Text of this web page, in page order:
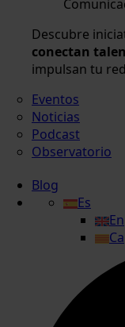
Descubre
conectan
impulsan tu
Eventos
Noticias
Podcast
Observatorio
Blog
Es
En
Ca